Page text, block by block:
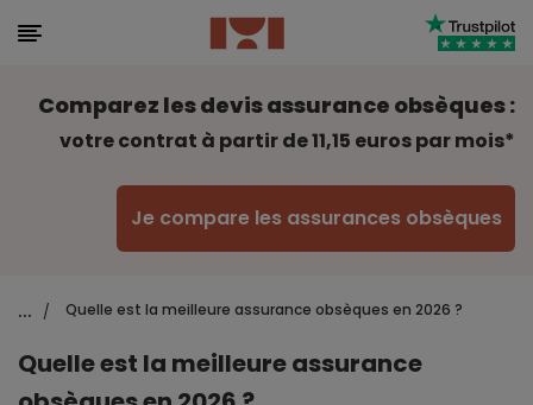
Comparez les devis assurance obsèques :
votre contrat à partir de 11,15 euros par mois*
Je compare les assurances obsèques
... / Quelle est la meilleure assurance obsèques en 2026 ?
Quelle est la meilleure assurance